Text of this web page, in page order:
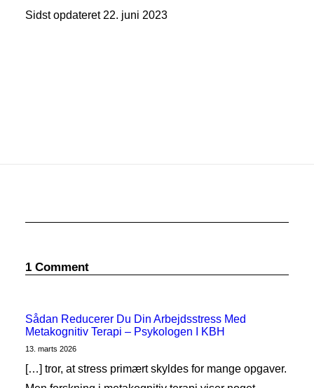
Sidst opdateret 22. juni 2023
1 Comment
Sådan Reducerer Du Din Arbejdsstress Med
Metakognitiv Terapi – Psykologen I KBH
13. marts 2026
[…] tror, at stress primært skyldes for mange opgaver.